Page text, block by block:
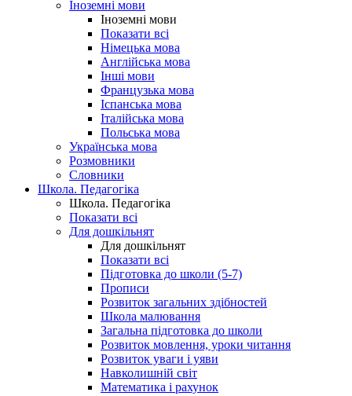
Іноземні мови
Іноземні мови
Показати всі
Німецька мова
Англійська мова
Інші мови
Французька мова
Іспанська мова
Італійська мова
Польська мова
Українська мова
Розмовники
Словники
Школа. Педагогіка
Школа. Педагогіка
Показати всі
Для дошкільнят
Для дошкільнят
Показати всі
Підготовка до школи (5-7)
Прописи
Розвиток загальних здібностей
Школа малювання
Загальна підготовка до школи
Розвиток мовлення, уроки читання
Розвиток уваги і уяви
Навколишній світ
Математика і рахунок